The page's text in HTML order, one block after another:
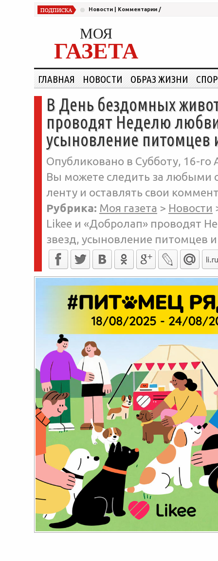
Новости Комментарии /
МОЯ
ГАЗЕТА
ГЛАВНАЯ НОВОСТИ ОБРАЗ ЖИЗНИ
В День бездомных
проводят Неделю
усыновление питомцев
Опубликовано в Субботу, 16-го
Вы можете следить за любыми
ленту и оставлять свои
Рубрика: Моя газета > Новости
Likee и «Добролап» проводят
звезд, усыновление питомцев